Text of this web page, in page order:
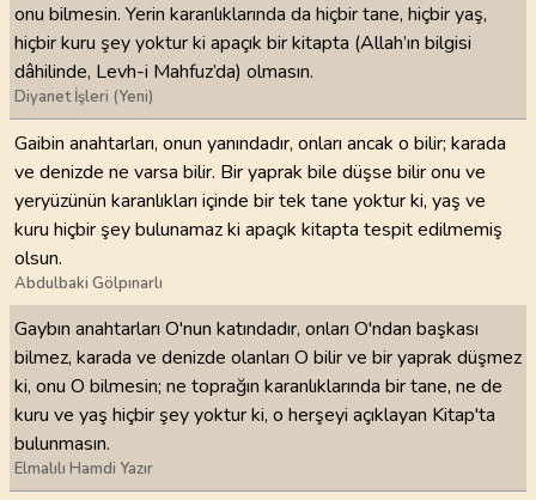
onu bilmesin. Yerin karanlıklarında da hiçbir tane, hiçbir yaş,
hiçbir kuru şey yoktur ki apaçık bir kitapta (Allah’ın bilgisi
dâhilinde, Levh-i Mahfuz’da) olmasın.
Diyanet İşleri (Yeni)
Gaibin anahtarları, onun yanındadır, onları ancak o bilir; karada
ve denizde ne varsa bilir. Bir yaprak bile düşse bilir onu ve
yeryüzünün karanlıkları içinde bir tek tane yoktur ki, yaş ve
kuru hiçbir şey bulunamaz ki apaçık kitapta tespit edilmemiş
olsun.
Abdulbaki Gölpınarlı
Gaybın anahtarları O'nun katındadır, onları O'ndan başkası
bilmez, karada ve denizde olanları O bilir ve bir yaprak düşmez
ki, onu O bilmesin; ne toprağın karanlıklarında bir tane, ne de
kuru ve yaş hiçbir şey yoktur ki, o herşeyi açıklayan Kitap'ta
bulunmasın.
Elmalılı Hamdi Yazır